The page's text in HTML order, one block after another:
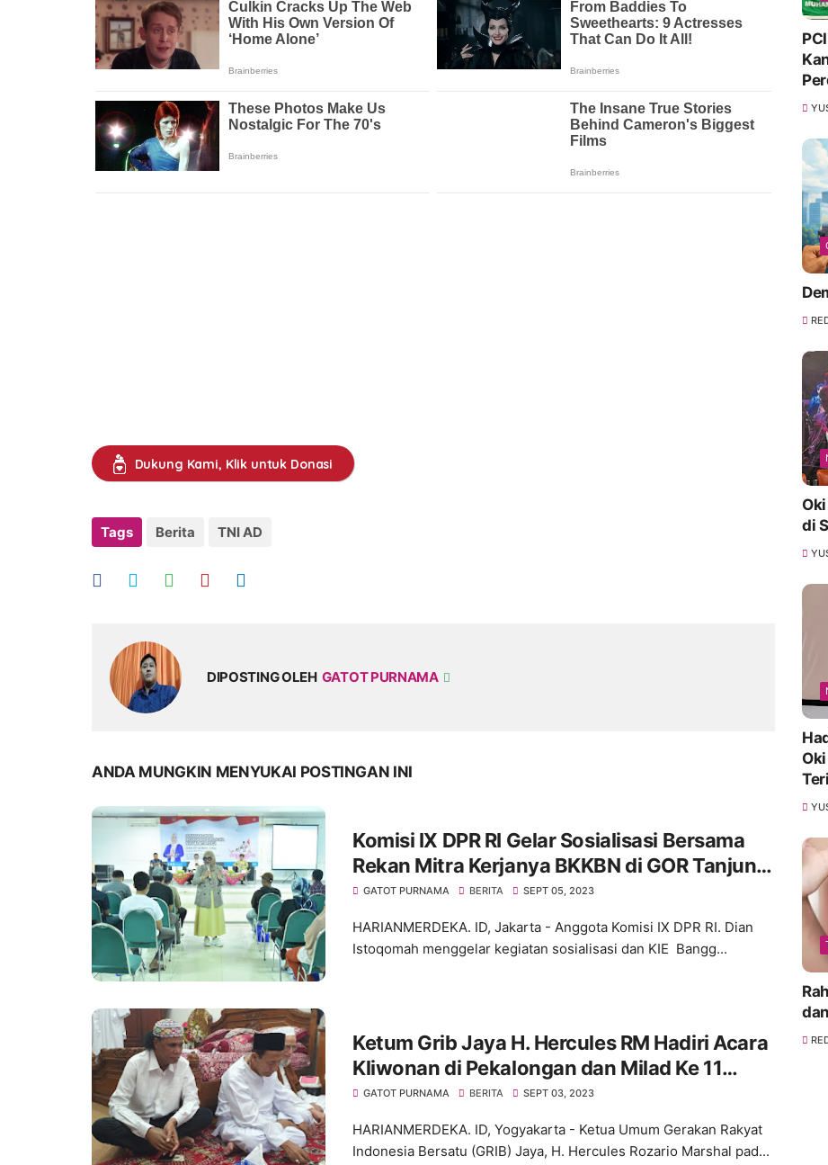
Dukung Kami, Klik untuk Donasi
Tags Berita TNI AD
DIPOSTING OLEH GATOT PURNAMA
ANDA MUNGKIN MENYUKAI POSTINGAN INI
Komisi IX DPR RI Gelar Sosialisasi Bersama
Rekan Mitra Kerjanya BKKBN di GOR Tanjung
Duren Jakarta Barat
GATOT PURNAMA BERITA SEPT 05, 2023
HARIANMERDEKA. ID, Jakarta - Anggota Komisi IX DPR RI. Dian
Istoqomah menggelar kegiatan sosialisasi dan KIE Bangg...
Ketum Grib Jaya H. Hercules RM Hadiri Acara
Kliwonan di Pekalongan dan Milad Ke 11
Ponpes Ora Aji di DI Yogyakarta
GATOT PURNAMA BERITA SEPT 03, 2023
HARIANMERDEKA. ID, Yogyakarta - Ketua Umum Gerakan Rakyat
Indonesia Bersatu (GRIB) Jaya, H. Hercules Rozario Marshal pad...
di